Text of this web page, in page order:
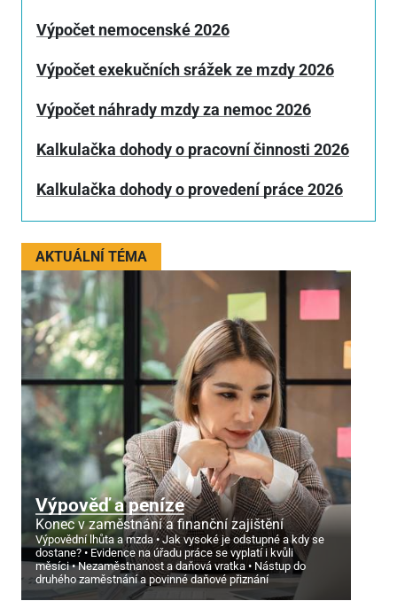
Výpočet nemocenské 2026
Výpočet exekučních srážek ze mzdy 2026
Výpočet náhrady mzdy za nemoc 2026
Kalkulačka dohody o pracovní činnosti 2026
Kalkulačka dohody o provedení práce 2026
AKTUÁLNÍ TÉMA
Výpověď a peníze
Konec v zaměstnání a finanční zajištění
Výpovědní lhůta a mzda
Jak vysoké je odstupné a kdy se
dostane?
Evidence na úřadu práce se vyplatí i kvůli
měsíci
Nezaměstnanost a daňová vratka
Nástup do
druhého zaměstnání a povinné daňové přiznání